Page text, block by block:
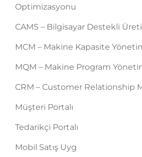
Optimizasyonu
CAMS – Bilgisayar Destekli
MCM – Makine Kapasite
MQM – Makine Program
CRM – Customer Relationship
Müşteri Portalı
Tedarikçi Portalı
Mobil Satış Uyg